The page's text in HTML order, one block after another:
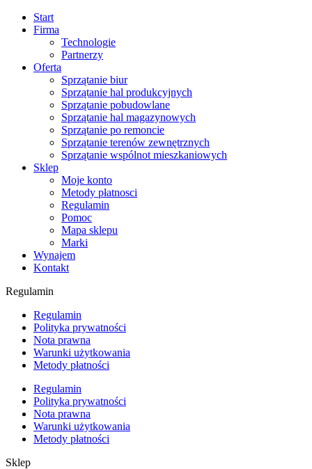
Start
Firma
Technologie
Partnerzy
Oferta
Sprzątanie biur
Sprzątanie hal produkcyjnych
Sprzątanie pobudowlane
Sprzątanie hal magazynowych
Sprzątanie po remoncie
Sprzątanie terenów zewnętrznych
Sprzątanie wspólnot mieszkaniowych
Sklep
Moje konto
Metody płatnosci
Regulamin
Pomoc
Mapa sklepu
Marki
Wynajem
Kontakt
Regulamin
Regulamin
Polityka prywatności
Nota prawna
Warunki użytkowania
Metody płatności
Regulamin
Polityka prywatności
Nota prawna
Warunki użytkowania
Metody płatności
Sklep